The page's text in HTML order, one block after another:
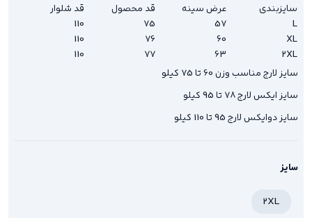
سایزبندی عرض سینه قد محصول
قد شلوار
L
57
75
110
XL
60
76
110
2XL
63
77
110
سایز لارج مناسب وزن 60 تا 75 کیلو
سایز ایکس لارج 78 تا 95‌ کیلو
سایز دوایکس لارج 95 تا 110 کیلو
سایز
2XL